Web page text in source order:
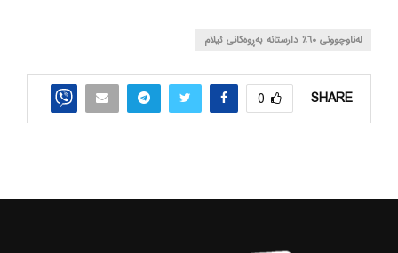
له‌ناوچوونی ٦٠٪ دارستانه به‌ڕوه‌كانی ئیلام
SHARE
0